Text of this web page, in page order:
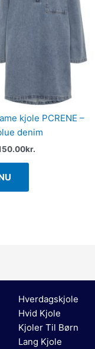
kjole PCRENE –
denim
kr.
Hverdagskjole
Hvid Kjole
Kjoler Til Børn
Lang Kjole